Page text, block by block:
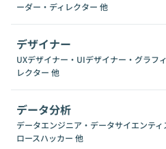
ーダー・ディレクター 他
デザイナー
UXデザイナー・UIデザイナー・グラフ
レクター 他
データ分析
データエンジニア・データサイエンテ
ロースハッカー 他